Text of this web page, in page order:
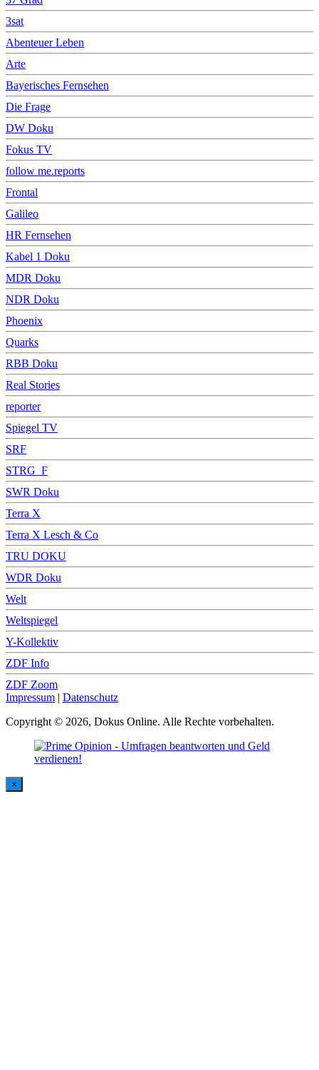
3sat
Abenteuer Leben
Arte
Bayerisches Fernsehen
Die Frage
DW Doku
Fokus TV
follow me.reports
Frontal
Galileo
HR Fernsehen
Kabel 1 Doku
MDR Doku
NDR Doku
Phoenix
Quarks
RBB Doku
Real Stories
reporter
Spiegel TV
SRF
STRG_F
SWR Doku
Terra X
Terra X Lesch & Co
TRU DOKU
WDR Doku
Welt
Weltspiegel
Y-Kollektiv
ZDF Info
ZDF Zoom
Impressum | Datenschutz
Copyright © 2026, Dokus Online. Alle Rechte vorbehalten.
×